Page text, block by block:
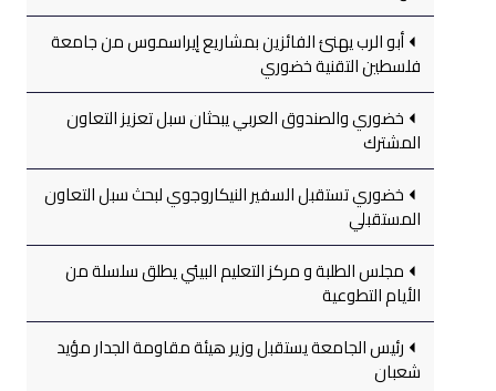
أبو الرب يهنئ الفائزين بمشاريع إيراسموس من جامعة
فلسطين التقنية خضوري
خضوري والصندوق العربي يبحثان سبل تعزيز التعاون
المشترك
خضوري تستقبل السفير النيكاروجوي لبحث سبل التعاون
المستقبلي
مجلس الطلبة و مركز التعليم البيئي يطلق سلسلة من
الأيام التطوعية
رئيس الجامعة يستقبل وزير هيئة مقاومة الجدار مؤيد
شعبان